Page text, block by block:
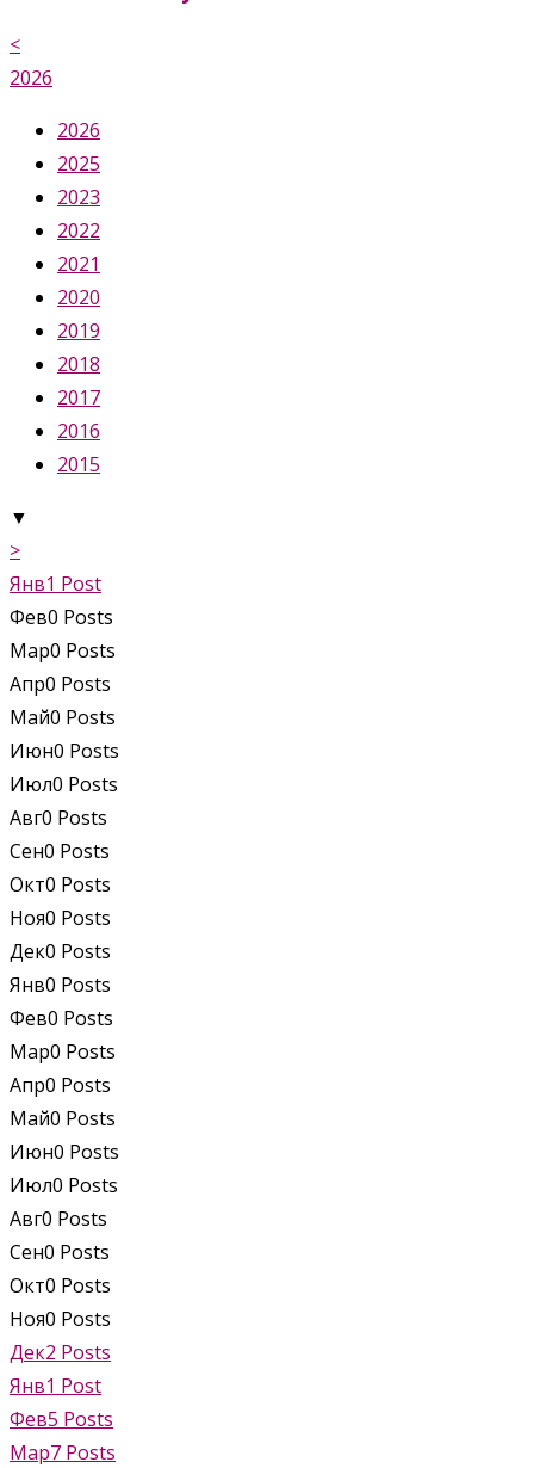
<
2026
2026
2025
2023
2022
2021
2020
2019
2018
2017
2016
2015
▼
>
Янв1 Post
Фев0 Posts
Мар0 Posts
Апр0 Posts
Май0 Posts
Июн0 Posts
Июл0 Posts
Авг0 Posts
Сен0 Posts
Окт0 Posts
Ноя0 Posts
Дек0 Posts
Янв0 Posts
Фев0 Posts
Мар0 Posts
Апр0 Posts
Май0 Posts
Июн0 Posts
Июл0 Posts
Авг0 Posts
Сен0 Posts
Окт0 Posts
Ноя0 Posts
Дек2 Posts
Янв1 Post
Фев5 Posts
Мар7 Posts